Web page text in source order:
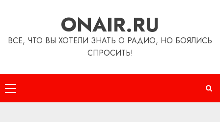
ONAIR.RU
ВСЕ, ЧТО ВЫ ХОТЕЛИ ЗНАТЬ О РАДИО, НО БОЯЛИСЬ
СПРОСИТЬ!
Основное
меню